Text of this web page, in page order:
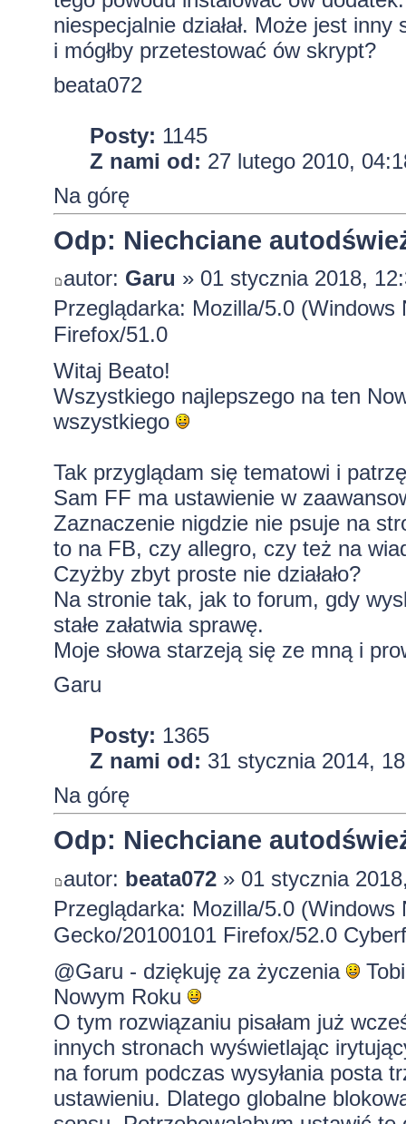
niespecjalnie działał. Może jest
i mógłby przetestować ów skrypt?
beata072
Posty: 1145
Z nami od: 27 lutego 2010,
Na górę
Odp: Niechciane
autor: Garu » 01 stycznia 2018,
Przeglądarka: Mozilla/5.0
Firefox/51.0
Witaj Beato!
Wszystkiego najlepszego na ten
wszystkiego
Tak przyglądam się tematowi i
Sam FF ma ustawienie w
Zaznaczenie nigdzie nie psuje na
to na FB, czy allegro, czy też na
Czyżby zbyt proste nie działało?
Na stronie tak, jak to forum, gdy
stałe załatwia sprawę.
Moje słowa starzeją się ze mną i
Garu
Posty: 1365
Z nami od: 31 stycznia 2014,
Na górę
Odp: Niechciane
autor: beata072» 01 stycznia
Przeglądarka: Mozilla/5.0
Gecko/20100101 Firefox/52.0
@Garu - dziękuję za życzenia
Nowym Roku
O tym rozwiązaniu pisałam już
innych stronach wyświetlając
na forum podczas wysyłania posta
ustawieniu. Dlatego globalne